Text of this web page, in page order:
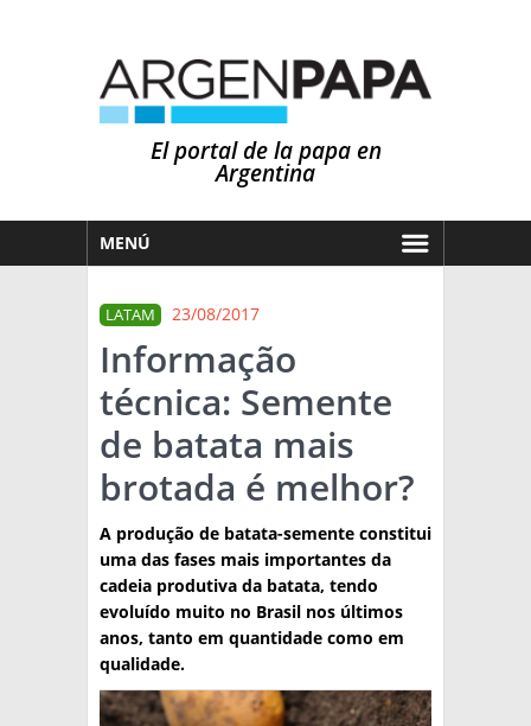
El portal de la papa en
Argentina
MENÚ
MERCADOS
NOTICIAS
EN ESPAÑOL
OTROS IDIOMAS
CLIMA
PRONÓSTICO
LLUVIAS
ARGENTINA
TÉCNICA
PRODUCCION
CLASIFICADOS
INTERES GENERAL
LATAM 23/08/2017
Informação
técnica: Semente
de batata mais
brotada é melhor?
A produção de batata-semente constitui
uma das fases mais importantes da
cadeia produtiva da batata, tendo
evoluído muito no Brasil nos últimos
anos, tanto em quantidade como em
qualidade.